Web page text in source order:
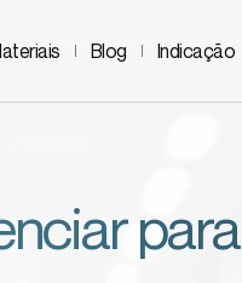
Blog Indicação
para